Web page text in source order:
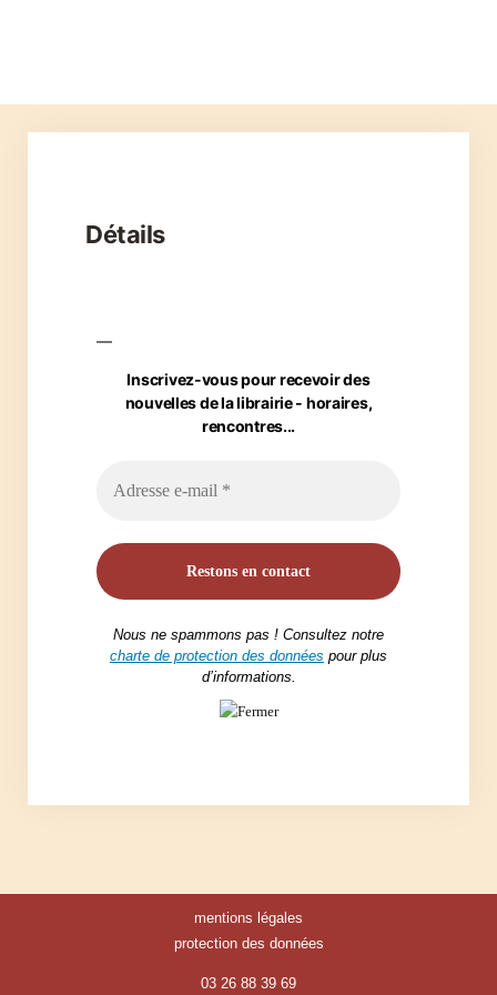
Détails
Inscrivez-vous pour recevoir des
nouvelles de la librairie - horaires,
rencontres...
Nous ne spammons pas ! Consultez notre
charte de protection des données pour plus
d’informations.
mentions légales
protection des données
03 26 88 39 69